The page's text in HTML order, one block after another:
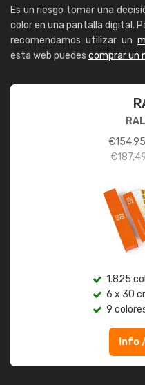
Es un riesgo tomar una
color en una pantalla digital.
recomendamos utilizar un
esta web puedes comprar un
€154,95
€
1.825
6 x 30
9
Info